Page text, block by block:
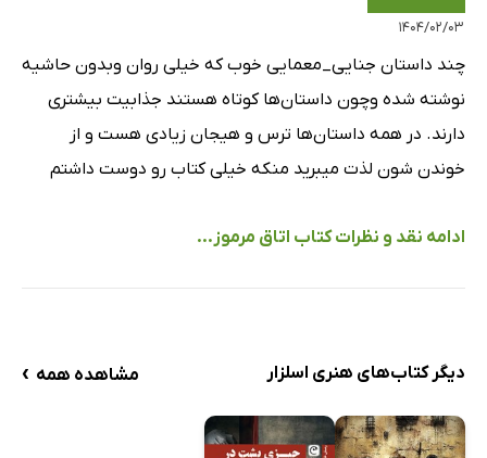
۱۴۰۴/۰۲/۰۳
چند داستان جنایی_معمایی خوب که خیلی روان وبدون حاشیه
نوشته شده وچون داستان‌ها کوتاه هستند جذابیت بیشتری
دارند. در همه داستان‌ها ترس و هیجان زیادی هست و از
خوندن شون لذت میبرید منکه خیلی کتاب رو دوست داشتم
ادامه نقد و نظرات کتاب اتاق مرموز...
دیگر کتاب‌های هنری اسلزار مشاهده همه ›